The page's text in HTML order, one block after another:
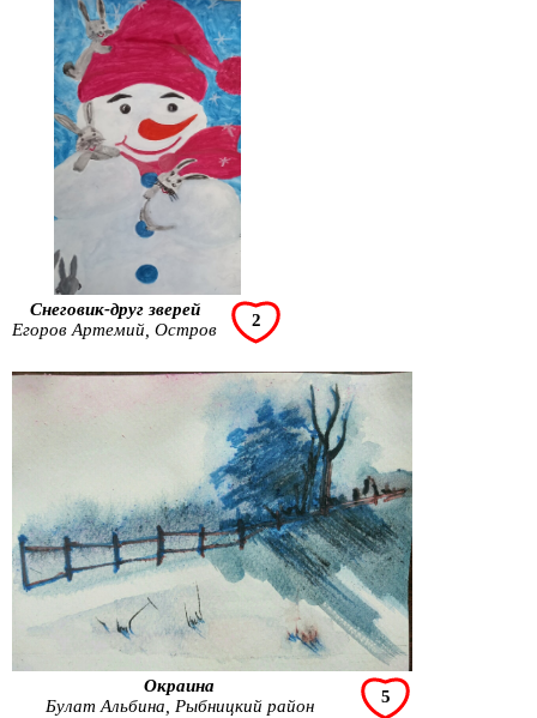
2
Снеговик-друг зверей
Егоров Артемий, Остров
5
Окраина
Булат Альбина, Рыбницкий район